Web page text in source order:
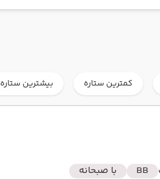
کمترین ستاره بیشترین ستاره
BB با صبحانه